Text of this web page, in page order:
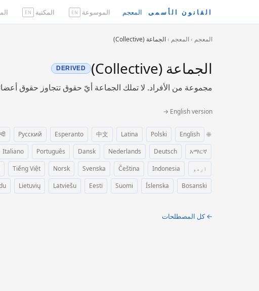
القانون الأسمى المعجم الموسوعة EN المكتبة EN
المعجم ›المعجم ›الجماعة (Collective)
الجماعة (Collective) DERIVED
مجموعة من الأفراد. لا تملك الجماعة أيّ حقوق تتجاوز حقوق
English version →
🌐
English
Polski
Latina
中文
Esperanto
Русский
አማርኛ
Deutsch
Nederlands
Dansk
Português
Italiano
اردو
Indonesia
Čeština
Svenska
Norsk
Tiếng Việt
Bosanski
Íslenska
Suomi
Eesti
Latviešu
Lietuvių
← كل المصطلحات